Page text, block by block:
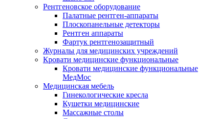
Рентгеновское оборудование
Палатные рентген-аппараты
Плоскопанельные детекторы
Рентген аппараты
Фартук рентгенозащитный
Журналы для медицинских учреждений
Кровати медицинские функциональные
Кровати медицинские функциональные
МедМос
Медицинская мебель
Гинекологические кресла
Кушетки медицинские
Массажные столы